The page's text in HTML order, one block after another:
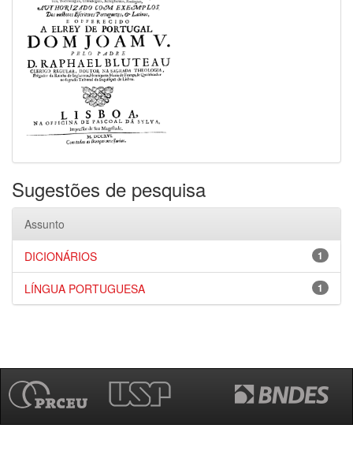
Sugestões de pesquisa
Assunto
1
DICIONÁRIOS
1
LÍNGUA PORTUGUESA